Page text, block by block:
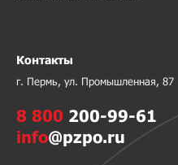
Контакты
г. Пермь, ул. Промышленная, 87
8 800 200-99-61
info@pzpo.ru